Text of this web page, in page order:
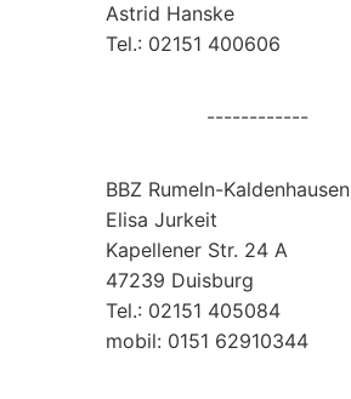
Astrid Hanske
Tel.: 02151 400606
------------
BBZ Rumeln-Kaldenhausen
Elisa Jurkeit
Kapellener Str. 24 A
47239 Duisburg
Tel.: 02151 405084
mobil: 0151 62910344